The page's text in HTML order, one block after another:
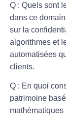
Q : Quels sont
dans ce
sur la
algorithmes et
automatisées
clients.
Q : En quoi
patrimoine
mathématiques